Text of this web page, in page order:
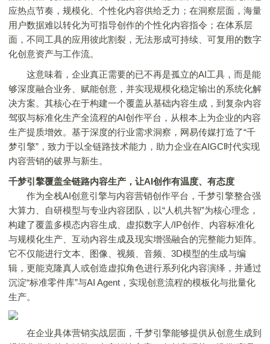
应热点节奏，规模化、个性化内容供给乏力；在洞察层面，海量
用户数据难以转化为可指导创作的个性化内容指令；在体系层
面，不同工具的应用彼此割裂，无法形成可持续、可复用的数字
化创意资产与工作流。
这意味着，企业真正需要的已不再是孤立的AI工具，而是能
够深度融合业务、赋能创意，并实现规模化稳定输出的系统化解
决方案。其核心在于构建一个覆盖从基础内容生成，到复杂内容
驾驭与标准化生产全流程的AI创作平台，从根本上为企业的内容
生产提质增效。基于深度的行业需求洞察，网易传媒打造了“千
梦引擎”，致力于以全链路技术能力，助力企业在AIGC时代实现
内容营销的破界与新生。
千梦引擎覆盖全链路内容生产，让AI创作有温度、有态度
作为全栈AI创意引擎与内容营销创作平台，千梦引擎整合强
大算力、自研模型与专业内容团队，以“人机共智”为核心理念，
构建了覆盖多模态内容生成、虚拟数字人/IP创作、内容标准化
与规模化生产、互动内容生成及现实增强融合的完整能力矩阵。
它不仅能进行文本、图像、视频、音频、3D模型的生成与编
辑，更能克隆真人或创造虚拟角色进行系列化内容演绎，并通过
沉淀“标准零件库”与AI Agent，实现创意流程的模板化与批量化
生产。
在企业具体营销实战层面，千梦引擎能够提供从创意生成到